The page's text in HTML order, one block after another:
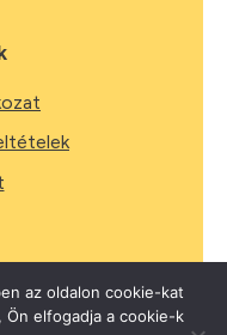
az oldalon cookie-kat
Ön elfogadja a cookie-k